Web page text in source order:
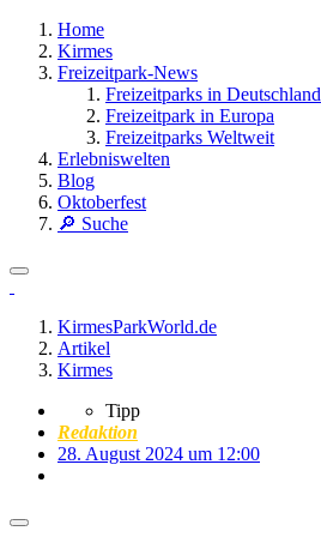
Home
Kirmes
Freizeitpark-News
Freizeitparks in Deutschland
Freizeitpark in Europa
Freizeitparks Weltweit
Erlebniswelten
Blog
Oktoberfest
🔎 Suche
KirmesParkWorld.de
Artikel
Kirmes
Tipp
Redaktion
28. August 2024 um 12:00